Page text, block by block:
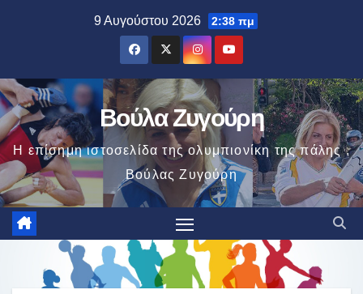
9 Αυγούστου 2026 2:38 πμ
Βούλα Ζυγούρη
Η επίσημη ιστοσελίδα της ολυμπιονίκη της πάλης ,
Βούλας Ζυγούρη